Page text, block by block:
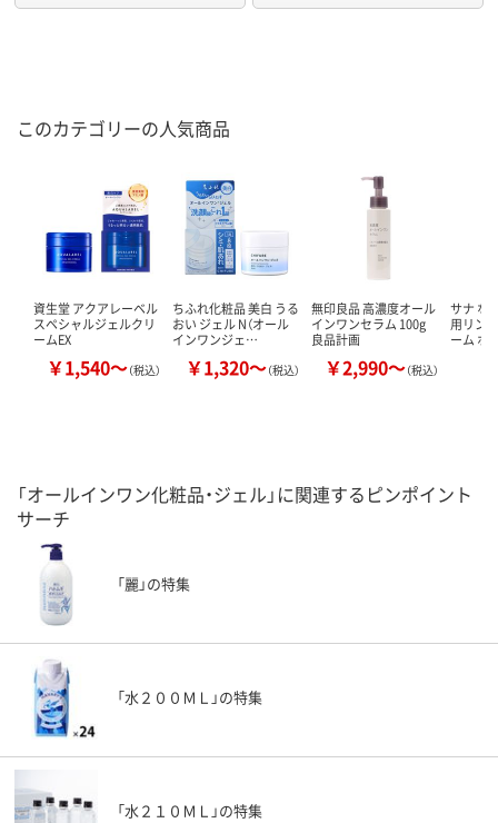
このカテゴリーの人気商品
資生堂 アクアレーベル
スペシャルジェルクリ
ームEX
￥1,540～（税込）
ちふれ化粧品 美白 うる
おい ジェル N（オール
インワンジェ…
￥1,320～（税込）
無印良品 高濃度オール
インワンセラム 100g
良品計画
￥2,990～（税込）
サナ な
用リン
ーム ホ
「オールインワン化粧品・ジェル」に関連するピンポイント
サーチ
「麗」の特集
「水２００ＭＬ」の特集
「水２１０ＭＬ」の特集